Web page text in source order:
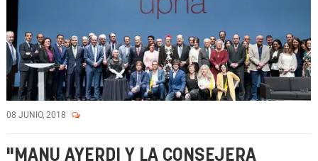
08 JUNIO, 2018
"MANU AYERDI Y LA CONSEJERA